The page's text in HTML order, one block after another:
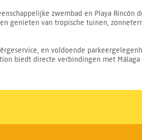
zwembad en Playa Rincón
genieten van tropische tuinen,
en voldoende
biedt directe verbindingen met Málaga